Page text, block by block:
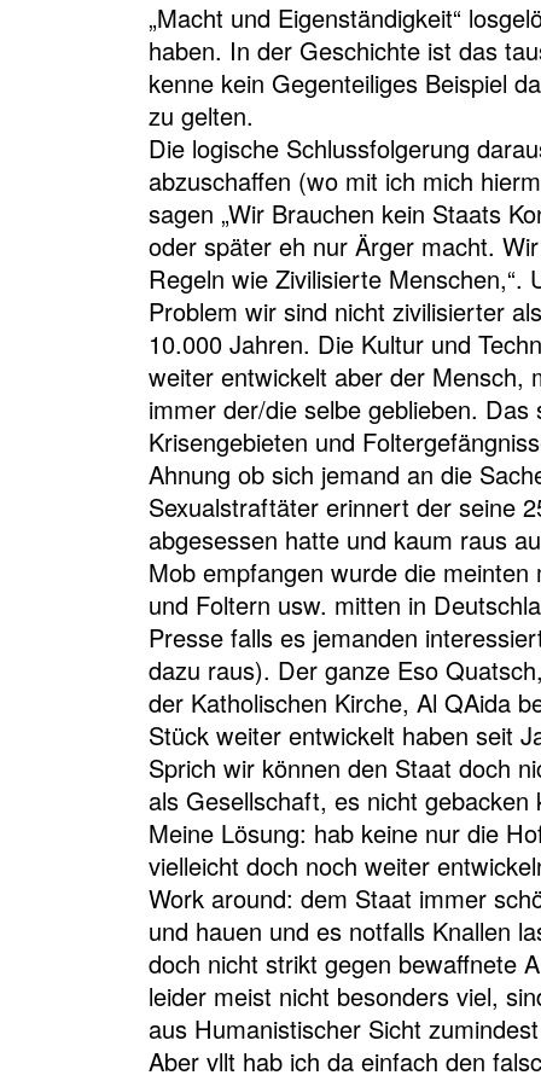
„Macht und Eigenständigkeit“
haben. In der Geschichte ist das
kenne kein Gegenteiliges Beispiel
zu gelten.
Die logische Schlussfolgerung
abzuschaffen (wo mit ich mich
sagen „Wir Brauchen kein Staats
oder später eh nur Ärger macht.
Regeln wie Zivilisierte Menschen,“.
Problem wir sind nicht zivilisierter
10.000 Jahren. Die Kultur und
weiter entwickelt aber der Mensch,
immer der/die selbe geblieben.
Krisengebieten und
Ahnung ob sich jemand an die
Sexualstraftäter erinnert der seine
abgesessen hatte und kaum raus
Mob empfangen wurde die
und Foltern usw. mitten in
Presse falls es jemanden
dazu raus). Der ganze Eso
der Katholischen Kirche, Al QAida
Stück weiter entwickelt haben seit
Sprich wir können den Staat doch
als Gesellschaft, es nicht gebacken
Meine Lösung: hab keine nur die
vielleicht doch noch weiter
Work around: dem Staat immer
und hauen und es notfalls Knallen
doch nicht strikt gegen bewaffnete
leider meist nicht besonders viel,
aus Humanistischer Sicht
Aber vllt hab ich da einfach den